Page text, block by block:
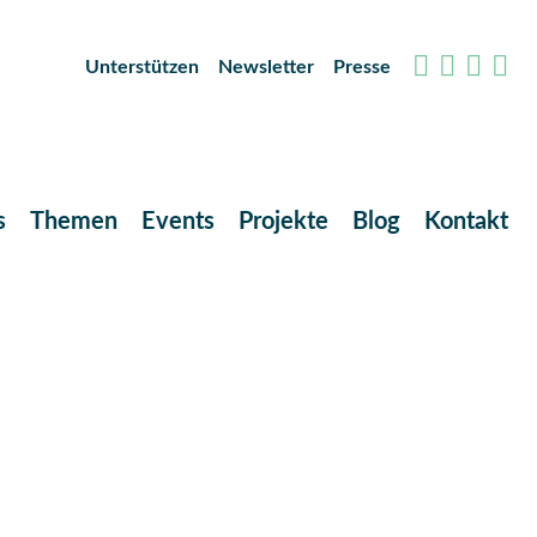
Unterstützen Newsletter Presse
Themen Events Projekte Blog Kontakt